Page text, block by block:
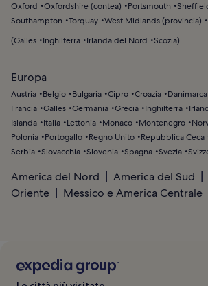
Oxford
Oxfordshire (contea) Portsmouth
Southampton
Torquay West Midlands (provincia)
(Galles Inghilterra Irlanda del Nord Scozia)
Europa
Austria Belgio Bulgaria Cipro Croazia Danimarca
Francia Galles Germania Grecia Inghilterra
Islanda
Italia Lettonia Monaco Montenegro
Polonia
Portogallo Regno Unito Repubblica Ceca
Serbia Slovacchia Slovenia Spagna Svezia
America del Nord America del Sud
Oriente
Messico e America Centrale